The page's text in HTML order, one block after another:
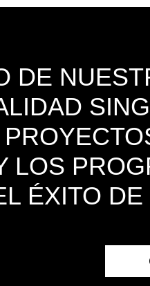
DE
LOS
ÉXITO